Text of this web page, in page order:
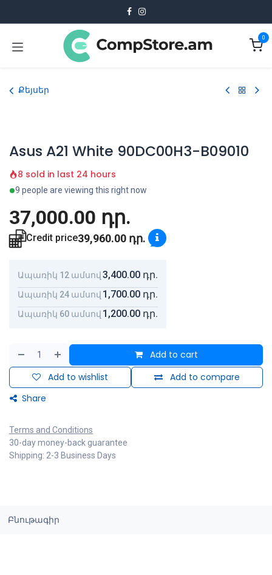
0
Քեյսեր
Asus A21 White 90DC00H3-B09010
8 sold in last 24 hours
9 people are viewing this right now
37,000.00 դր.
Credit price39,960.00 դր.
Ապառիկ 12 ամսով 3,400.00 դր.
Ապառիկ 24 ամսով 1,700.00 դր.
Ապառիկ 60 ամսով 1,200.00 դր.
Add to cart
Add to compare
Add to wishlist
Share
Terms and Conditions
30-day money-back guarantee
Shipping: 2-3 Business Days
Բնութագիր